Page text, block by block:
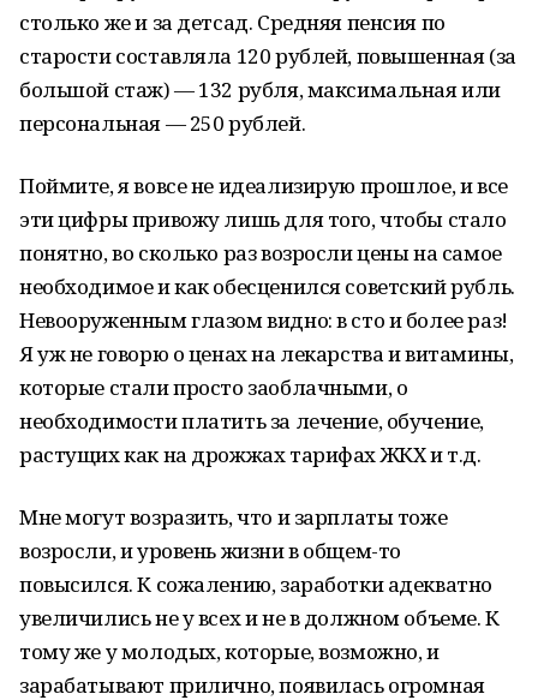
столько же и за детсад. Средняя пенсия по
старости составляла 120 рублей, повышенная (за
большой стаж) — 132 рубля, максимальная или
персональная — 250 рублей.
Поймите, я вовсе не идеализирую прошлое, и все
эти цифры привожу лишь для того, чтобы стало
понятно, во сколько раз возросли цены на самое
необходимое и как обесценился советский рубль.
Невооруженным глазом видно: в сто и более раз!
Я уж не говорю о ценах на лекарства и витамины,
которые стали просто заоблачными, о
необходимости платить за лечение, обучение,
растущих как на дрожжах тарифах ЖКХ и т.д.
Мне могут возразить, что и зарплаты тоже
возросли, и уровень жизни в общем-то
повысился. К сожалению, заработки адекватно
увеличились не у всех и не в должном объеме. К
тому же у молодых, которые, возможно, и
зарабатывают прилично, появилась огромная